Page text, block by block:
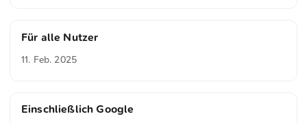
Für alle Nutzer
11. Feb. 2025
Einschließlich Google